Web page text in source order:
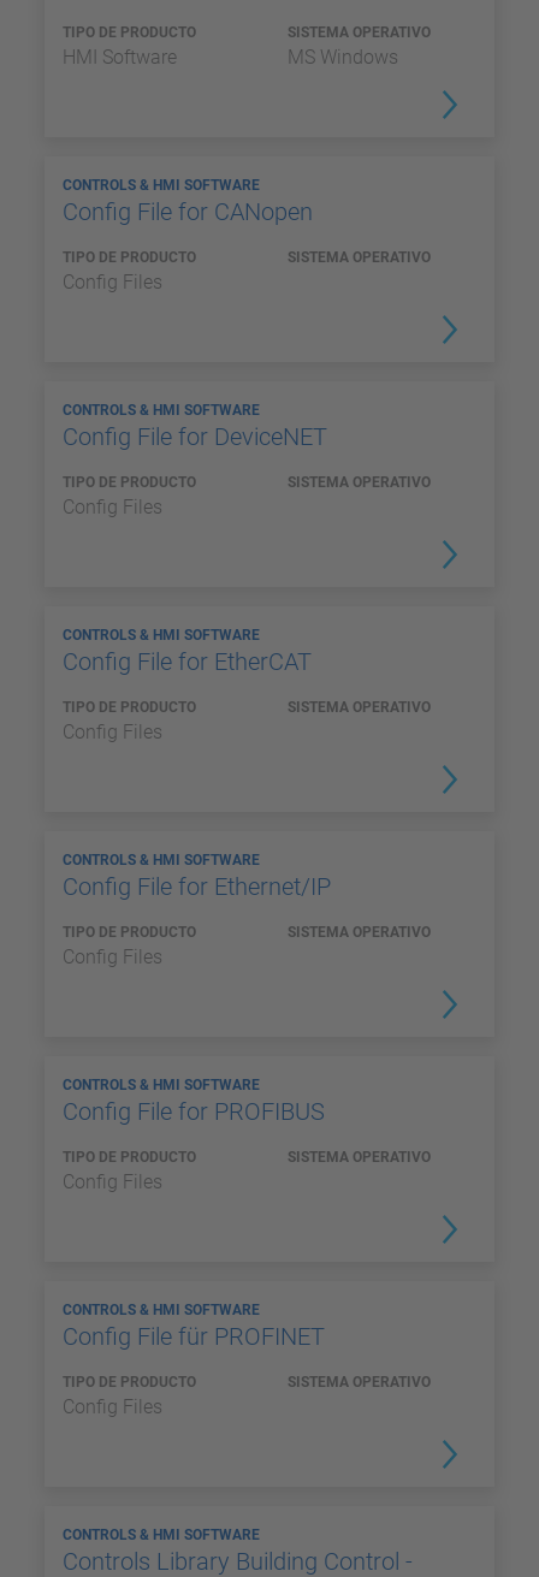
TIPO DE PRODUCTO
HMI Software
SISTEMA OPERATIVO
MS Windows
CONTROLS & HMI SOFTWARE
Config File for CANopen
TIPO DE PRODUCTO
Config Files
SISTEMA OPERATIVO
CONTROLS & HMI SOFTWARE
Config File for DeviceNET
TIPO DE PRODUCTO
Config Files
SISTEMA OPERATIVO
CONTROLS & HMI SOFTWARE
Config File for EtherCAT
TIPO DE PRODUCTO
Config Files
SISTEMA OPERATIVO
CONTROLS & HMI SOFTWARE
Config File for Ethernet/IP
TIPO DE PRODUCTO
Config Files
SISTEMA OPERATIVO
CONTROLS & HMI SOFTWARE
Config File for PROFIBUS
TIPO DE PRODUCTO
Config Files
SISTEMA OPERATIVO
CONTROLS & HMI SOFTWARE
Config File für PROFINET
TIPO DE PRODUCTO
Config Files
SISTEMA OPERATIVO
CONTROLS & HMI SOFTWARE
Controls Library Building Control -